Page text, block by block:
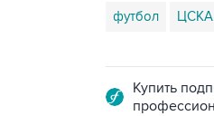
футбол ЦСКА
Купить